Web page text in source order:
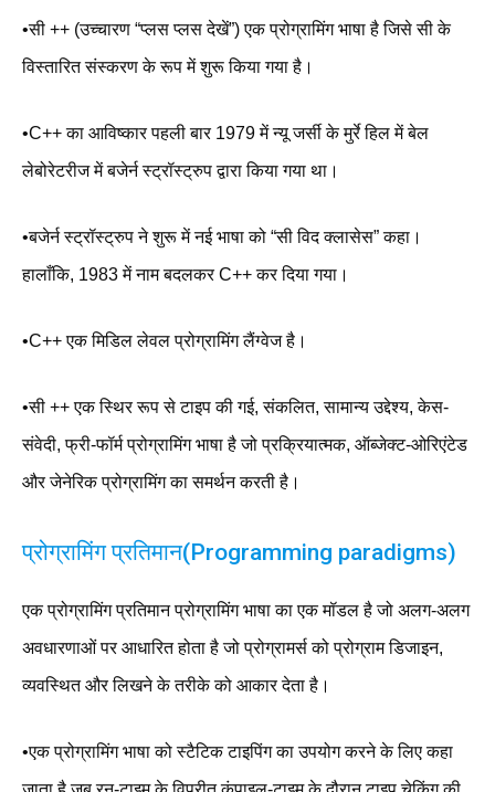
•सी ++ (उच्चारण “प्लस प्लस देखें”) एक प्रोग्रामिंग भाषा है जिसे सी के
विस्तारित संस्करण के रूप में शुरू किया गया है।
•C++ का आविष्कार पहली बार 1979 में न्यू जर्सी के मुर्रे हिल में बेल
लेबोरेटरीज में बजेर्न स्ट्रॉस्ट्रुप द्वारा किया गया था।
•बजेर्न स्ट्रॉस्ट्रुप ने शुरू में नई भाषा को “सी विद क्लासेस” कहा।
हालाँकि, 1983 में नाम बदलकर C++ कर दिया गया।
•C++ एक मिडिल लेवल प्रोग्रामिंग लैंग्वेज है।
•सी ++ एक स्थिर रूप से टाइप की गई, संकलित, सामान्य उद्देश्य, केस-
संवेदी, फ्री-फॉर्म प्रोग्रामिंग भाषा है जो प्रक्रियात्मक, ऑब्जेक्ट-ओरिएंटेड
और जेनेरिक प्रोग्रामिंग का समर्थन करती है।
प्रोग्रामिंग प्रतिमान(Programming paradigms)
एक प्रोग्रामिंग प्रतिमान प्रोग्रामिंग भाषा का एक मॉडल है जो अलग-अलग
अवधारणाओं पर आधारित होता है जो प्रोग्रामर्स को प्रोग्राम डिजाइन,
व्यवस्थित और लिखने के तरीके को आकार देता है।
•एक प्रोग्रामिंग भाषा को स्टैटिक टाइपिंग का उपयोग करने के लिए कहा